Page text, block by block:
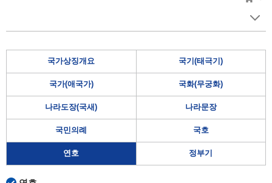
국가상징개요 국기(태극기)
국가(애국가) 국화(무궁화)
나라도장(국새) 나라문장
국민의례 국호
연호 정부기